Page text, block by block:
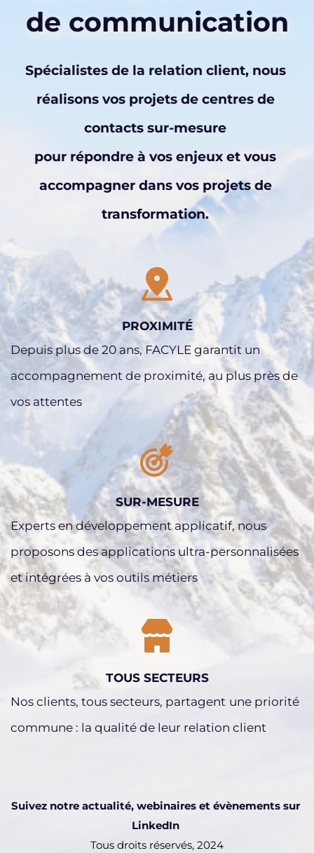
de communication
Spécialistes de la relation client, nous
réalisons vos projets de centres de
contacts sur-mesure
pour répondre à vos enjeux et vous
accompagner dans vos projets de
transformation.
PROXIMITÉ
Depuis plus de 20 ans, FACYLE garantit un
accompagnement de proximité, au plus près de
vos attentes
SUR-MESURE
Experts en développement applicatif, nous
proposons des applications ultra-personnalisées
et intégrées à vos outils métiers
TOUS SECTEURS
Nos clients, tous secteurs, partagent une priorité
commune : la qualité de leur relation client
Suivez notre actualité, webinaires et évènements sur
LinkedIn
Tous droits réservés, 2024